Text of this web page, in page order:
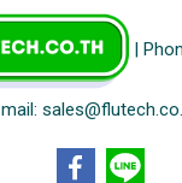
|
mail: